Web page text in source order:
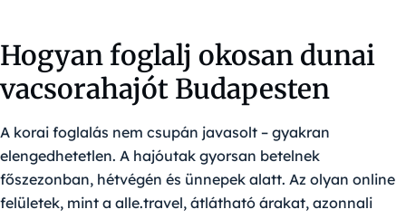
Hogyan foglalj okosan dunai
vacsorahajót Budapesten
A korai foglalás nem csupán javasolt – gyakran
elengedhetetlen. A hajóutak gyorsan betelnek
főszezonban, hétvégén és ünnepek alatt. Az olyan online
felületek, mint a alle.travel, átlátható árakat, azonnali